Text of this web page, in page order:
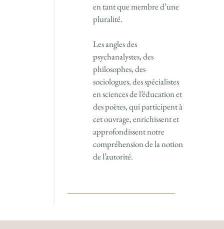
en tant que membre d’une
pluralité.
Les angles des
psychanalystes, des
philosophes, des
sociologues, des spécialistes
en sciences de l’éducation et
des poètes, qui participent à
cet ouvrage, enrichissent et
approfondissent notre
compréhension de la notion
de l’autorité.